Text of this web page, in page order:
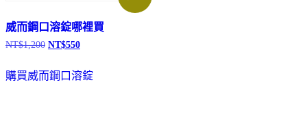
威而鋼口溶錠哪裡買
NT$1,200 原
價
NT$550目
價
購買威而鋼口溶錠